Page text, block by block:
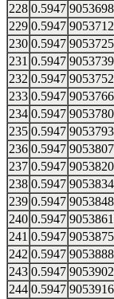
228 0.5947
229 0.5947
230 0.5947
231 0.5947
232 0.5947
233 0.5947
234 0.5947
235 0.5947
236 0.5947
237 0.5947
238 0.5947
239 0.5947
240 0.5947
241 0.5947
242 0.5947
243 0.5947
244 0.5947